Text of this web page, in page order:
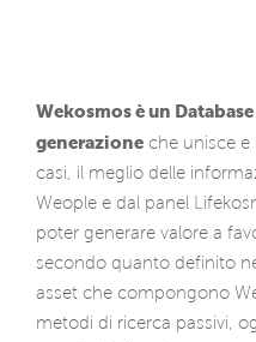
Wekosmos è un
generazione che unisce e
casi, il meglio delle
Weople e dal panel
poter generare valore a
secondo quanto definito
asset che compongono
metodi di ricerca passivi,